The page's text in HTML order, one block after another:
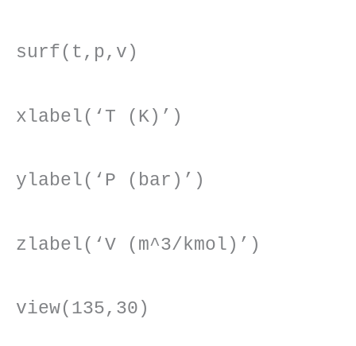
surf(t,p,v)
xlabel(‘T (K)’)
ylabel(‘P (bar)’)
zlabel(‘V (m^3/kmol)’)
view(135,30)